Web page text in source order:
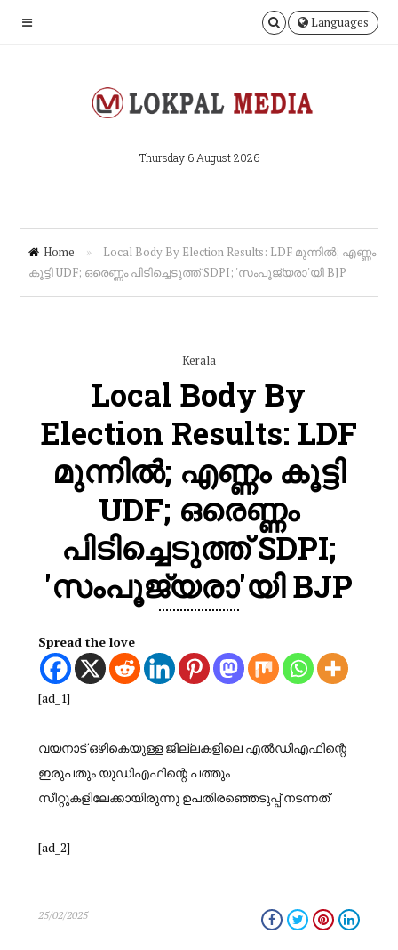
Languages
Thursday 6 August 2026
Home »
Local Body By Election Results: LDF മുന്നിൽ; എണ്ണം
കൂട്ടി UDF; ഒരെണ്ണം പിടിച്ചെടുത്ത് SDPI; 'സംപൂജ്യരാ'യി BJP
Kerala
Local Body By
Election Results: LDF
മുന്നിൽ; എണ്ണം കൂട്ടി
UDF; ഒരെണ്ണം
പിടിച്ചെടുത്ത് SDPI;
'സംപൂജ്യരാ'യി BJP
Spread the love
[ad_1]
വയനാട് ഒഴികെയുള്ള ജില്ലകളിലെ എൽഡിഎഫിന്റെ
ഇരുപതും യുഡിഎഫിന്റെ പത്തും
സീറ്റുകളിലേക്കായിരുന്നു ഉപതിരഞ്ഞെടുപ്പ് നടന്നത്
[ad_2]
25/02/2025